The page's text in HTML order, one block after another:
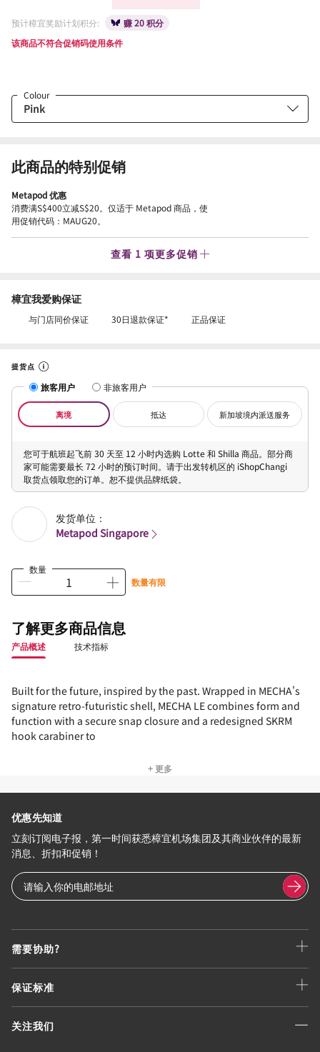
预计樟宜奖励计划积分:
赚 20 积分
该商品不符合促销码使用条件
Colour
此商品的特别促销
Metapod 优惠
消费满S$400立减S$20。仅适于 Metapod 商品，使
用促销代码：MAUG20。
查看 1 项更多促销
樟宜我爱购保证
与门店同价保证 30日退款保证* 正品保证
提货点
旅客用户 非旅客用户
离境 抵达 新加坡境内派送服务
您可于航班起飞前 30 天至 12 小时内选购 Lotte 和 Shilla 商品。部分商
家可能需要最长 72 小时的预订时间。请于出发转机区的 iShopChangi
取货点领取您的订单。恕不提供品牌纸袋。
发货单位：
Metapod Singapore
数量
数量有限
了解更多商品信息
产品概述 技术指标
Built for the future, inspired by the past. Wrapped in MECHA's
signature retro-futuristic shell, MECHA LE combines form and
function with a secure snap closure and a redesigned SKRM
hook carabiner to
+ 更多
需要协助?
保证标准
关注我们
优惠先知道
立刻订阅电子报，第一时间获悉樟宜机场集团及其商业伙伴的最新
消息、折扣和促销！